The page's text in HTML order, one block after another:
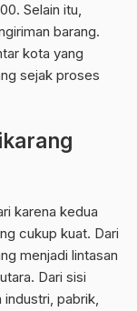
Selain itu,
barang.
kota yang
sejak proses
karena kedua
cukup kuat. Dari
menjadi lintasan
Dari sisi
industri, pabrik,